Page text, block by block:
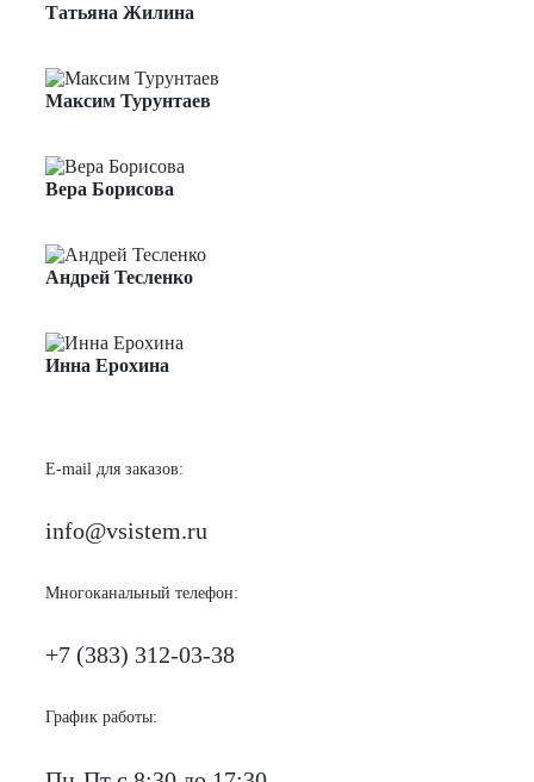
Татьяна Жилина
Максим Турунтаев
Вера Борисова
Андрей Тесленко
Инна Ерохина
E-mail для заказов:
info@vsistem.ru
Многоканальный телефон:
+7 (383) 312-03-38
График работы: